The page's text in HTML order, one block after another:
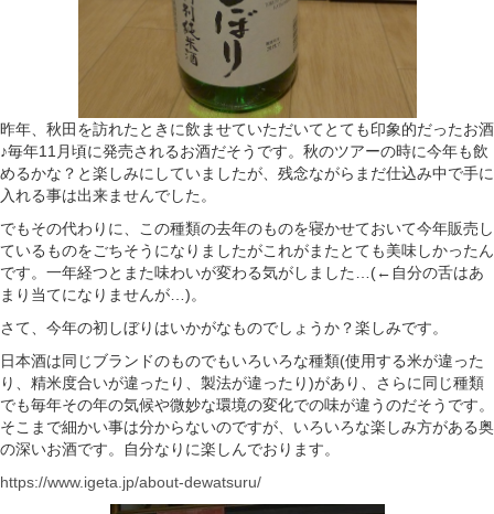
昨年、秋田を訪れたときに飲ませていただいてとても印象的だったお酒
♪毎年11月頃に発売されるお酒だそうです。秋のツアーの時に今年も飲
めるかな？と楽しみにしていましたが、残念ながらまだ仕込み中で手に
入れる事は出来ませんでした。
でもその代わりに、この種類の去年のものを寝かせておいて今年販売し
ているものをごちそうになりましたがこれがまたとても美味しかったん
です。一年経つとまた味わいが変わる気がしました…(←自分の舌はあ
まり当てになりませんが…)。
さて、今年の初しぼりはいかがなものでしょうか？楽しみです。
日本酒は同じブランドのものでもいろいろな種類(使用する米が違った
り、精米度合いが違ったり、製法が違ったり)があり、さらに同じ種類
でも毎年その年の気候や微妙な環境の変化での味が違うのだそうです。
そこまで細かい事は分からないのですが、いろいろな楽しみ方がある奥
の深いお酒です。自分なりに楽しんでおります。
https://www.igeta.jp/about-dewatsuru/